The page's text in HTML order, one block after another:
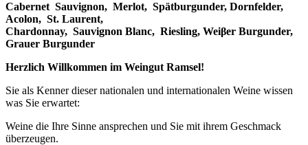
Cabernet Sauvignon, Merlot, Spätburgunder, Dornfelder,
Acolon, St. Laurent,
Chardonnay, Sauvignon Blanc, Riesling, Weiβer Burgunder,
Grauer Burgunder
Herzlich Willkommen im Weingut Ramsel!
Sie als Kenner dieser nationalen und internationalen Weine wissen
was Sie erwartet:
Weine die Ihre Sinne ansprechen und Sie mit ihrem Geschmack
überzeugen.